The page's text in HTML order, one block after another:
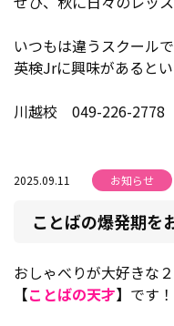
いつもは違うスクール
英検Jrに興味があると
川越校 049-226-2778
2025.09.11 お知らせ
ことばの爆発期を
おしゃべりが大好きな
【ことばの天才】 です！